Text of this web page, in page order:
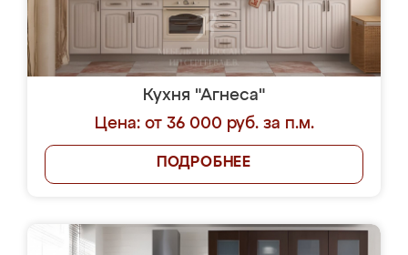
Кухня "Агнеса"
Цена: от 36 000 руб. за п.м.
ПОДРОБНЕЕ